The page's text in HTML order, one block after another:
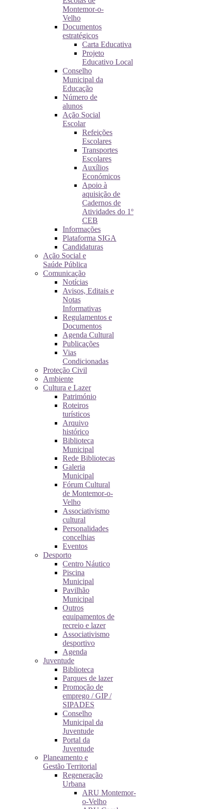
Montemor-o-
Velho
Documentos
estratégicos
Carta Educativa
Projeto
Educativo Local
Conselho
Municipal da
Educação
Número de
alunos
Ação Social
Escolar
Refeições
Escolares
Transportes
Escolares
Auxílios
Económicos
Apoio à
aquisição de
Cadernos de
Atividades do 1º
CEB
Informações
Plataforma SIGA
Candidaturas
Ação Social e
Saúde Pública
Comunicação
Notícias
Avisos, Editais e
Notas
Informativas
Regulamentos e
Documentos
Agenda Cultural
Publicações
Vias
Condicionadas
Proteção Civil
Ambiente
Cultura e Lazer
Património
Roteiros
turísticos
Arquivo
histórico
Biblioteca
Municipal
Rede Bibliotecas
Galeria
Municipal
Fórum Cultural
de Montemor-o-
Velho
Associativismo
cultural
Personalidades
concelhias
Eventos
Desporto
Centro Náutico
Piscina
Municipal
Pavilhão
Municipal
Outros
equipamentos de
recreio e lazer
Associativismo
desportivo
Agenda
Juventude
Biblioteca
Parques de lazer
Promoção de
emprego / GIP /
SIPADES
Conselho
Municipal da
Juventude
Portal da
Juventude
Planeamento e
Gestão Territorial
Regeneração
Urbana
ARU Montemor-
o-Velho